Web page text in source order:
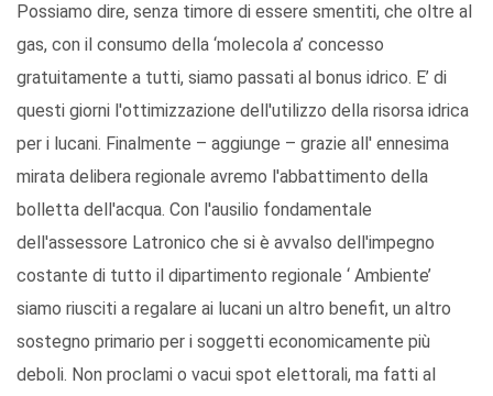
Possiamo dire, senza timore di essere smentiti, che oltre al
gas, con il consumo della ‘molecola a’ concesso
gratuitamente a tutti, siamo passati al bonus idrico. E’ di
questi giorni l'ottimizzazione dell'utilizzo della risorsa idrica
per i lucani. Finalmente – aggiunge – grazie all' ennesima
mirata delibera regionale avremo l'abbattimento della
bolletta dell'acqua. Con l'ausilio fondamentale
dell'assessore Latronico che si è avvalso dell'impegno
costante di tutto il dipartimento regionale ‘ Ambiente’
siamo riusciti a regalare ai lucani un altro benefit, un altro
sostegno primario per i soggetti economicamente più
deboli. Non proclami o vacui spot elettorali, ma fatti al